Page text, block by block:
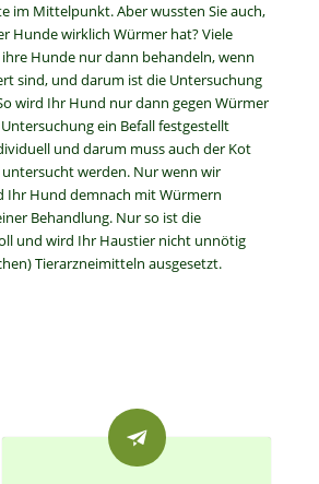
im Mittelpunkt. Aber wussten Sie auch,
Hunde wirklich Würmer hat? Viele
Hunde nur dann behandeln, wenn
sind, und darum ist die Untersuchung
wird Ihr Hund nur dann gegen Würmer
ein Befall festgestellt
und darum muss auch der Kot
werden. Nur wenn wir
Ihr Hund demnach mit Würmern
Behandlung. Nur so ist die
und wird Ihr Haustier nicht unnötig
Tierarzneimitteln ausgesetzt.